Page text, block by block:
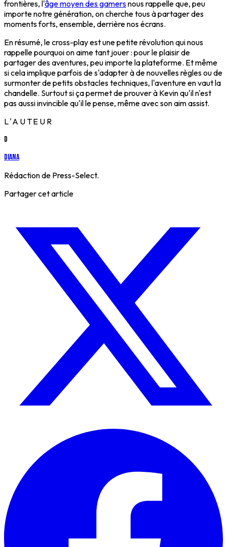
frontières, l'âge moyen des gamersnous rappelle que, peu
importe notre génération, on cherche tous à partager des
moments forts, ensemble, derrière nos écrans.
En résumé, le cross-play est une petite révolution qui nous
rappelle pourquoi on aime tant jouer : pour le plaisir de
partager des aventures, peu importe la plateforme. Et même
si cela implique parfois de s'adapter à de nouvelles règles ou de
surmonter de petits obstacles techniques, l'aventure en vaut la
chandelle. Surtout si ça permet de prouver à Kevin qu'il n'est
pas aussi invincible qu'il le pense, même avec son aim assist.
L'AUTEUR
D
Diana
Rédaction de Press-Select.
Partager cet article